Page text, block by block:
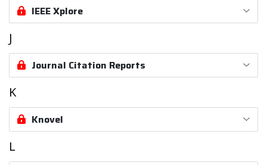
IEEE Xplore
J
Journal Citation Reports
K
Knovel
L